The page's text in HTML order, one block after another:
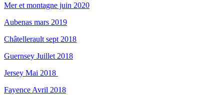
Mer et montagne juin 2020
Aubenas mars 2019
Châtellerault sept 2018
Guernsey Juillet 2018
Jersey Mai 2018
Fayence Avril 2018